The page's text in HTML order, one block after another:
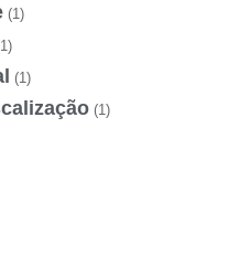
(1)
(1)
(1)